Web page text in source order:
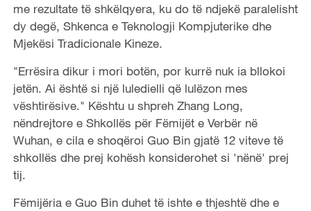
me rezultate të shkëlqyera, ku do të ndjekë paralelisht
dy degë, Shkenca e Teknologji Kompjuterike dhe
Mjekësi Tradicionale Kineze.
"Errësira dikur i mori botën, por kurrë nuk ia bllokoi
jetën. Ai është si një luledielli që lulëzon mes
vështirësive." Kështu u shpreh Zhang Long,
nëndrejtore e Shkollës për Fëmijët e Verbër në
Wuhan, e cila e shoqëroi Guo Bin gjatë 12 viteve të
shkollës dhe prej kohësh konsiderohet si 'nënë' prej
tij.
Fëmijëria e Guo Bin duhet të ishte e thjeshtë dhe e